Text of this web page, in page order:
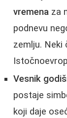
vremena za
podnevu
zemlju. Neki
Vesnik
postaje
koji daje